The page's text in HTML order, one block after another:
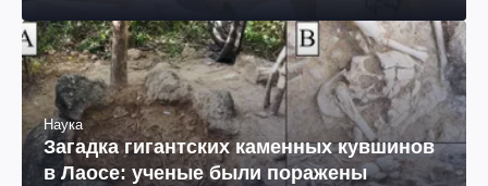
Наука
Загадка гигантских каменных кувшинов
в Лаосе: ученые были поражены